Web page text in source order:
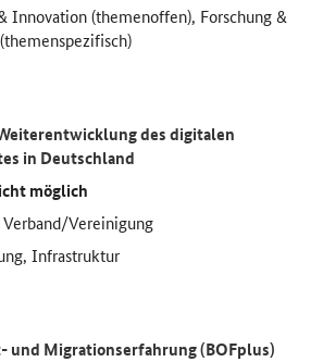
Innovation (themenoffen), Forschung &
des digitalen
in Deutschland
möglich
Vereinigung
Infrastruktur
Migrationserfahrung (BOFplus)